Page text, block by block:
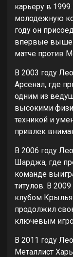
карьеру в
молодежную
году он
впервые
матче против
В 2003 году
Арсенал, где
одним из
высокими
техникой и
привлек
В 2006 году
Шарджа, где
команде
титулов. В
клубом
продолжил
ключевым
В 2011 году
Металлист